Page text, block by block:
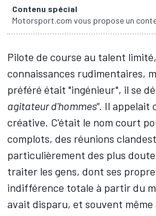
Contenu spécial
Motorsport.com vous propose un
Pilote de course au talent
connaissances rudimentaires,
préféré était "ingénieur", il se
agitateur d'hommes". Il appelait
créative. C'était le nom court
complots, des réunions
particulièrement des plus
traiter les gens, dont ses
indifférence totale à partir du
avait disparu, et souvent même